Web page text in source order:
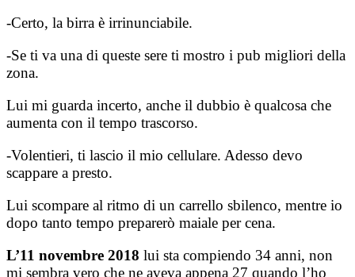
-Certo, la birra è irrinunciabile.
-Se ti va una di queste sere ti mostro i pub migliori della
zona.
Lui mi guarda incerto, anche il dubbio è qualcosa che
aumenta con il tempo trascorso.
-Volentieri, ti lascio il mio cellulare. Adesso devo
scappare a presto.
Lui scompare al ritmo di un carrello sbilenco, mentre io
dopo tanto tempo preparerò maiale per cena.
L’11 novembre 2018 lui sta compiendo 34 anni, non
mi sembra vero che ne aveva appena 27 quando l’ho